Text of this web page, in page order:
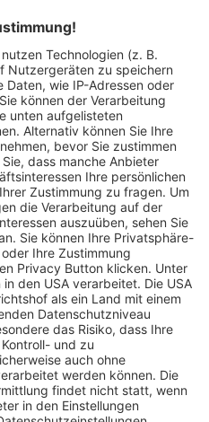
Programmänderung
Freiburg
26.09.2024